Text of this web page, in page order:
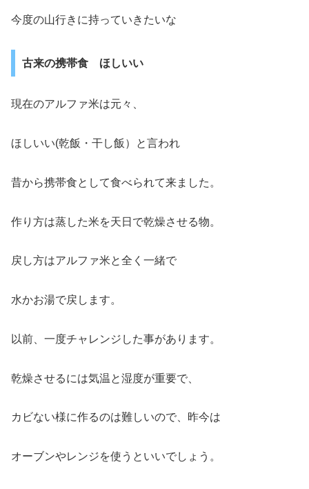
今度の山行きに持っていきたいな
古来の携帯食 ほしいい
現在のアルファ米は元々、
ほしいい(乾飯・干し飯）と言われ
昔から携帯食として食べられて来ました。
作り方は蒸した米を天日で乾燥させる物。
戻し方はアルファ米と全く一緒で
水かお湯で戻します。
以前、一度チャレンジした事があります。
乾燥させるには気温と湿度が重要で、
カビない様に作るのは難しいので、昨今は
オーブンやレンジを使うといいでしょう。